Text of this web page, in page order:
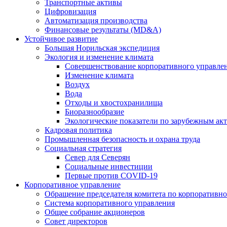
Транспортные активы
Цифровизация
Автоматизация производства
Финансовые результаты (MD&A)
Устойчивое развитие
Большая Норильская экспедиция
Экология и изменение климата
Совершенствование корпоративного
Изменение климата
Воздух
Вода
Отходы и хвостохранилища
Биоразнообразие
Экологические показатели по зарубежным
Кадровая политика
Промышленная безопасность и охрана труда
Социальная стратегия
Север для Северян
Социальные инвестиции
Первые против COVID‑19
Корпоративное управление
Обращение председателя комитета по
Система корпоративного управления
Общее собрание акционеров
Совет директоров